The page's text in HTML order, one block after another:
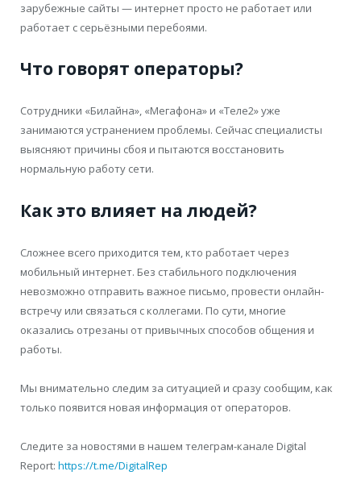
зарубежные сайты — интернет просто не работает или
работает с серьёзными перебоями.
Что говорят операторы?
Сотрудники «Билайна», «Мегафона» и «Теле2» уже
занимаются устранением проблемы. Сейчас специалисты
выясняют причины сбоя и пытаются восстановить
нормальную работу сети.
Как это влияет на людей?
Сложнее всего приходится тем, кто работает через
мобильный интернет. Без стабильного подключения
невозможно отправить важное письмо, провести онлайн-
встречу или связаться с коллегами. По сути, многие
оказались отрезаны от привычных способов общения и
работы.
Мы внимательно следим за ситуацией и сразу сообщим, как
только появится новая информация от операторов.
Следите за новостями в нашем телеграм-канале Digital
Report: https://t.me/DigitalRep